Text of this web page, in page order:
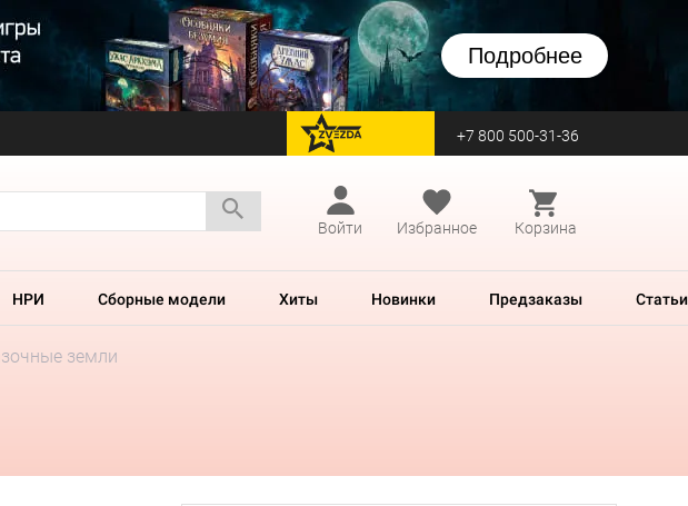
Подробнее
перейти на Zvezda +7 800 500-31-36
Войти
Избранное Корзина
НРИ Сборные модели Хиты Новинки Предзаказы Статьи
земли